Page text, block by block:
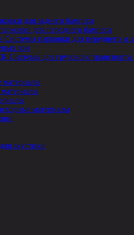
для заднего бампера
для переднего бампера
Системы парковки для переднего и
зон
Системы для грузового
материалы
акустики